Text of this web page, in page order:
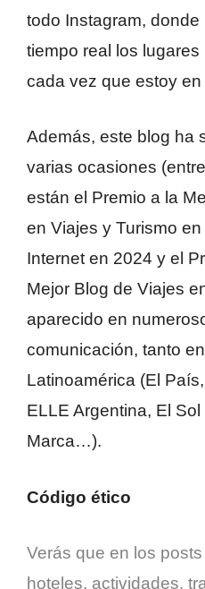
todo Instagram,
tiempo real los
cada vez que estoy
Además, este blog ha
varias ocasiones
están el Premio a la
en Viajes y Turismo
Internet en 2024 y el
Mejor Blog de Viajes
aparecido en
comunicación, tanto
Latinoamérica (El
ELLE Argentina, El
Marca…).
Código ético
Verás que en los
hoteles, actividades,